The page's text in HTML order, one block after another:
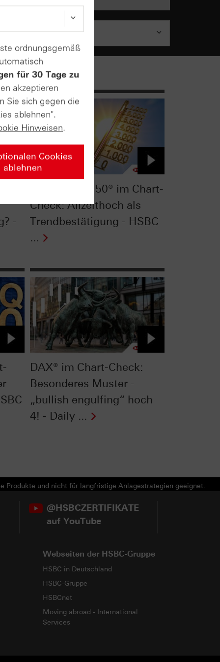
-
Euro STOXX 50® im Chart-
Check: Allzeithoch als
Trendbestätigung - HSBC
...
DAX® im Chart-Check:
Besonderes Muster -
„bullish engulfing“ hoch
4! - Daily ...
Produkte und nicht für langfristige Anlagestrategien geeignet.
@HSBCZERTIFIKATE
auf YouTube
Webseiten der HSBC-Gruppe
HSBC in Deutschland
HSBC-Gruppe
HSBCnet
Moving abroad - International
Services
ordnungsgemäß
für 30 Tage zu
akzeptieren
Sie sich gegen die
ablehnen".
Hinweisen.
Cookies
ablehnen